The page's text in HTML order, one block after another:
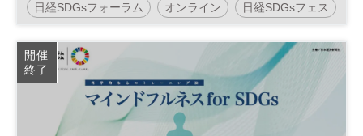
日経SDGsフォーラム オンライン 日経SDGsフェス
SDGs
開催
終了